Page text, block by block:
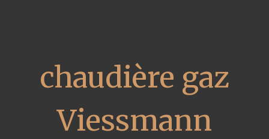
chaudière gaz
Viessmann